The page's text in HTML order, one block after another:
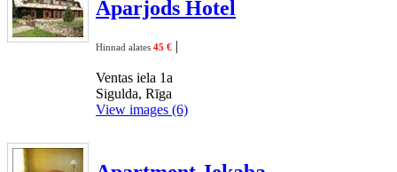
Aparjods Hotel
Hinnad alates 45 € |
Ventas iela 1a
Sigulda, Rīga
View images (6)